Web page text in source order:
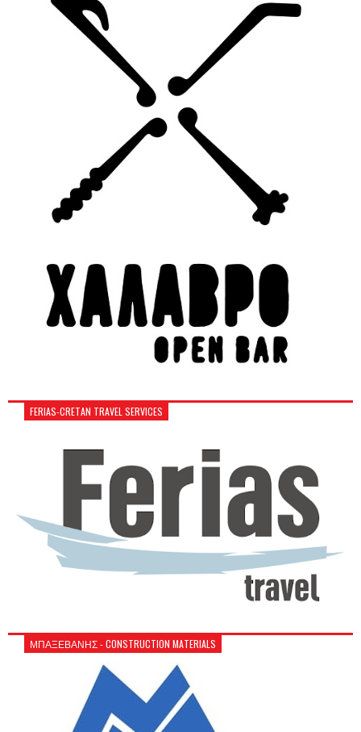
FERIAS-CRETAN TRAVEL SERVICES
ΜΠΑΞΕΒΑΝΗΣ - CONSTRUCTION MATERIALS